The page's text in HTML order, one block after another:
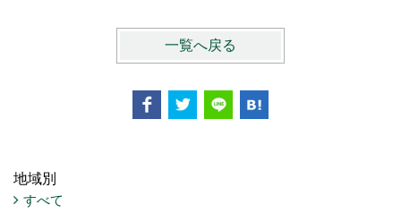
一覧へ戻る
地域別
すべて